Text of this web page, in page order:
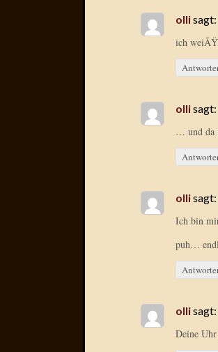
ollisagt:
ich
ollisagt:
… und da
ollisagt:
Ich bin
puh…
ollisagt:
Deine